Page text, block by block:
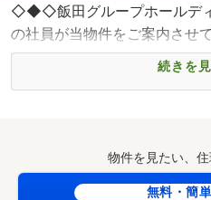
■【ドラッグストア】ウエル
934m・徒歩12分）
■【病院】医療法人山部会上
■【銀行】熊本銀行薄場支店
◇◆◇飯田グループホールデ
の社員が当物件をご案内さ
【 内容（所要時
続きを
物件を見たい、
無料・簡